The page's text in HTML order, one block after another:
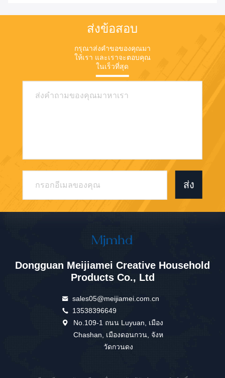
ส่งข้อสอบ
กรุณาส่งคําขอของคุณมา
ให้เรา และเราจะตอบคุณ
ในเร็วที่สุด
ส่ง
Dongguan Meijiamei Creative Household
Products Co., Ltd
sales05@meijiamei.com.cn
13538396649
No.109-1 ถนน Luyuan, เมือง
Chashan, เมืองดอนกวน, จังห
วัดกวนดง